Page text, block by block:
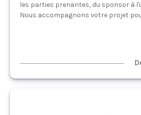
les parties prenantes, du sponsor à
Nous accompagnons votre projet